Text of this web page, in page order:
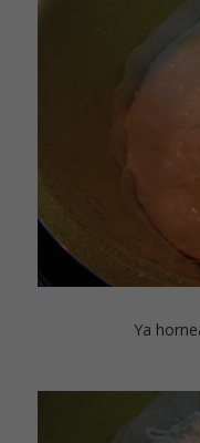
Ya